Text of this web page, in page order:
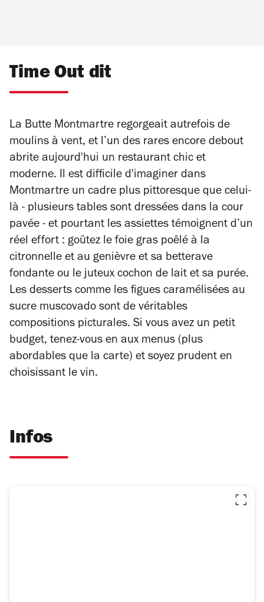
Time Out dit
La Butte Montmartre regorgeait autrefois de
moulins à vent, et l’un des rares encore debout
abrite aujourd'hui un restaurant chic et
moderne. Il est difficile d'imaginer dans
Montmartre un cadre plus pittoresque que celui-
là - plusieurs tables sont dressées dans la cour
pavée - et pourtant les assiettes témoignent d’un
réel effort : goûtez le foie gras poêlé à la
citronnelle et au genièvre et sa betterave
fondante ou le juteux cochon de lait et sa purée.
Les desserts comme les figues caramélisées au
sucre muscovado sont de véritables
compositions picturales. Si vous avez un petit
budget, tenez-vous en aux menus (plus
abordables que la carte) et soyez prudent en
choisissant le vin.
Infos